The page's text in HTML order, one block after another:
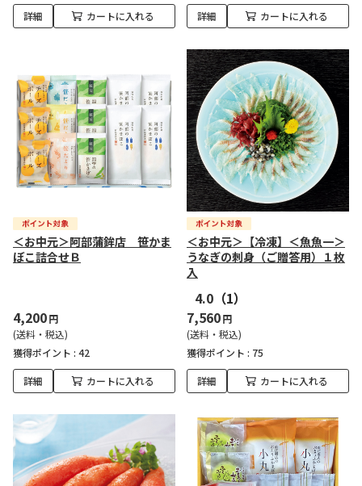
詳細 カートに入れる 詳細 カートに入れる
＜お中元＞阿部蒲鉾店 笹かま
ぼこ詰合せＢ
4,200円
(送料・税込)
獲得ポイント : 42
詳細 カートに入れる
＜お中元＞【冷凍】＜魚魚一＞
うなぎの刺身（ご贈答用）１枚
入
4.0 （1）
7,560円
(送料・税込)
獲得ポイント : 75
詳細 カートに入れる